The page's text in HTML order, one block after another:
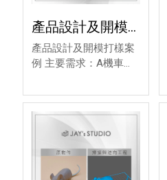
產品設計及開模
打樣案例 - 3D建
模,3D建模推薦
產品設計及開模打樣案
例 主要需求：A機車的
扶手的鎖點跟原造型,尾
段改成B機車的後平台
流程：3D掃描A機車鎖
點和前段造型>3D設變
加上B的後平台>列印打
樣測試>客戶